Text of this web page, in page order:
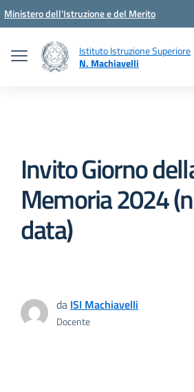
Vai ai contenuti
Vai al menu di navigazione
Vai al footer
Ministero dell'Istruzione e del Merito
Istituto Istruzione Superiore
N. Machiavelli
Invito Giorno
Memoria 2024
data)
da ISI Machiavelli
Docente